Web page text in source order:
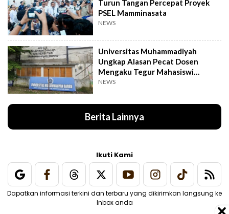
Turun Tangan Percepat Proyek
PSEL Mamminasata
NEWS
Universitas Muhammadiyah
Ungkap Alasan Pecat Dosen
Mengaku Tegur Mahasiswi
Berpakaian Ketat
NEWS
Berita Lainnya
Ikuti Kami
Dapatkan informasi terkini dan terbaru yang dikirimkan langsung ke
Inbox anda